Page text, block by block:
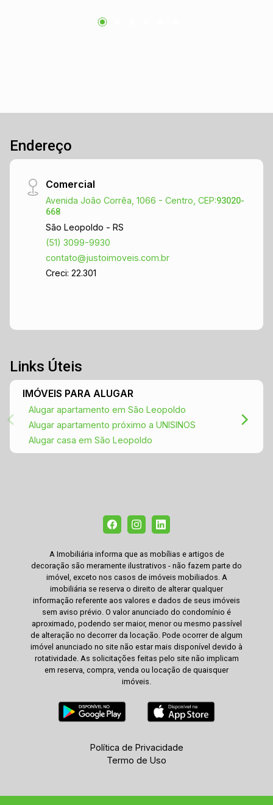
sua visita e confira de perto!
Endereço
Comercial
Avenida João Corrêa, 1066 - Centro, CEP:93020-
668
São Leopoldo - RS
(51) 3099-9930
contato@justoimoveis.com.br
Creci: 22.301
Links Úteis
IMÓVEIS PARA ALUGAR
Alugar apartamento em São Leopoldo
Alugar apartamento próximo a UNISINOS
Alugar casa em São Leopoldo
A Imobiliária informa que as mobílias e artigos de
decoração são meramente ilustrativos - não fazem parte do
imóvel, exceto nos casos de imóveis mobiliados. A
imobiliária se reserva o direito de alterar qualquer
informação referente aos valores e dados de seus imóveis
sem aviso prévio. O valor anunciado do condomínio é
aproximado, podendo ser maior, menor ou mesmo passível
de alteração no decorrer da locação. Pode ocorrer de algum
imóvel anunciado no site não estar mais disponível devido à
rotatividade. As solicitações feitas pelo site não implicam
em reserva, compra, venda ou locação de quaisquer
imóveis.
Política de Privacidade
Termo de Uso